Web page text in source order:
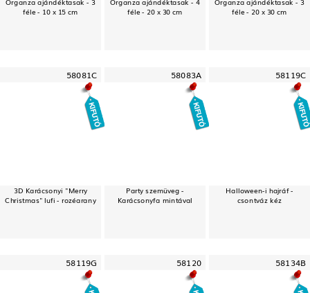
féle - 10 x 15 cm féle - 20 x 30 cm féle - 20 x 30 cm
58081C
3D Karácsonyi "Merry
Christmas" lufi - rozéarany
58083A
Party szemüveg -
Karácsonyfa mintával
58119C
Halloween-i hajráf -
csontváz kéz
58119G 58120 58134B